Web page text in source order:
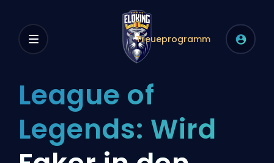
Treueprogramm
League of
Legends: Wird